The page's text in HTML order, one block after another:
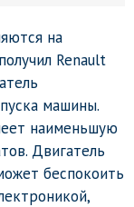
на
Renault
машины.
наименьшую
Двигатель
беспокоить